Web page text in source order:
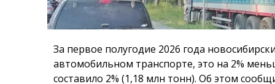
За первое полугодие 2026 года
автомобильном транспорте, это на 2%
составило 2% (1,18 млн тонн). Об этом